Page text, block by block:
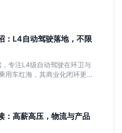
：L4自动驾驶落地，不限
专注L4级自动驾驶在环卫与
用车红海，其商业化闭环更清
文解读其业务模式、岗位稳定
：高薪高压，物流与产品